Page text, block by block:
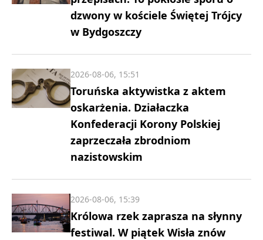
dzwony w kościele Świętej Trójcy
w Bydgoszczy
Toruńska aktywistka z aktem
oskarżenia. Działaczka
Konfederacji Korony Polskiej
zaprzeczała zbrodniom
nazistowskim
2026-08-06, 15:51
Królowa rzek zaprasza na słynny
festiwal. W piątek Wisła znów
2026-08-06, 15:39